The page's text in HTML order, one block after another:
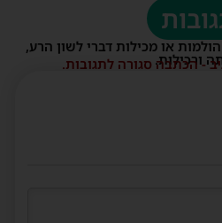
או מכילות דברי לשון הרע,
ורכילות.
- הכתבה סגורה לתגובות.